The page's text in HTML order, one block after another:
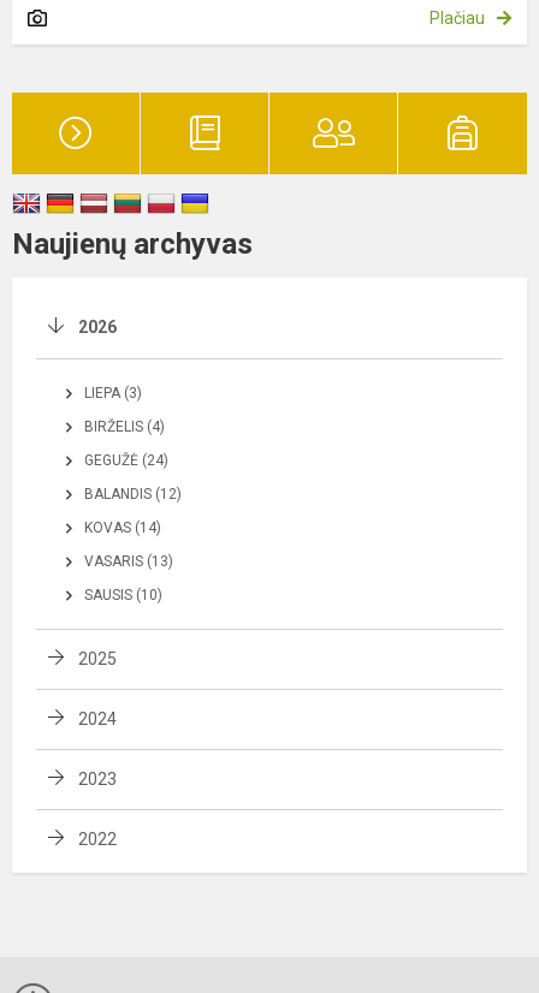
Plačiau
Naujienų archyvas
2026
LIEPA (3)
BIRŽELIS (4)
GEGUŽĖ (24)
BALANDIS (12)
KOVAS (14)
VASARIS (13)
SAUSIS (10)
2025
2024
2023
2022